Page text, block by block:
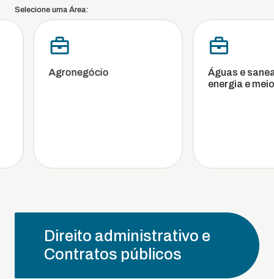
Selecione uma Área:
Agronegócio
Águas e
energia e
Direito administrativo e
Contratos públicos